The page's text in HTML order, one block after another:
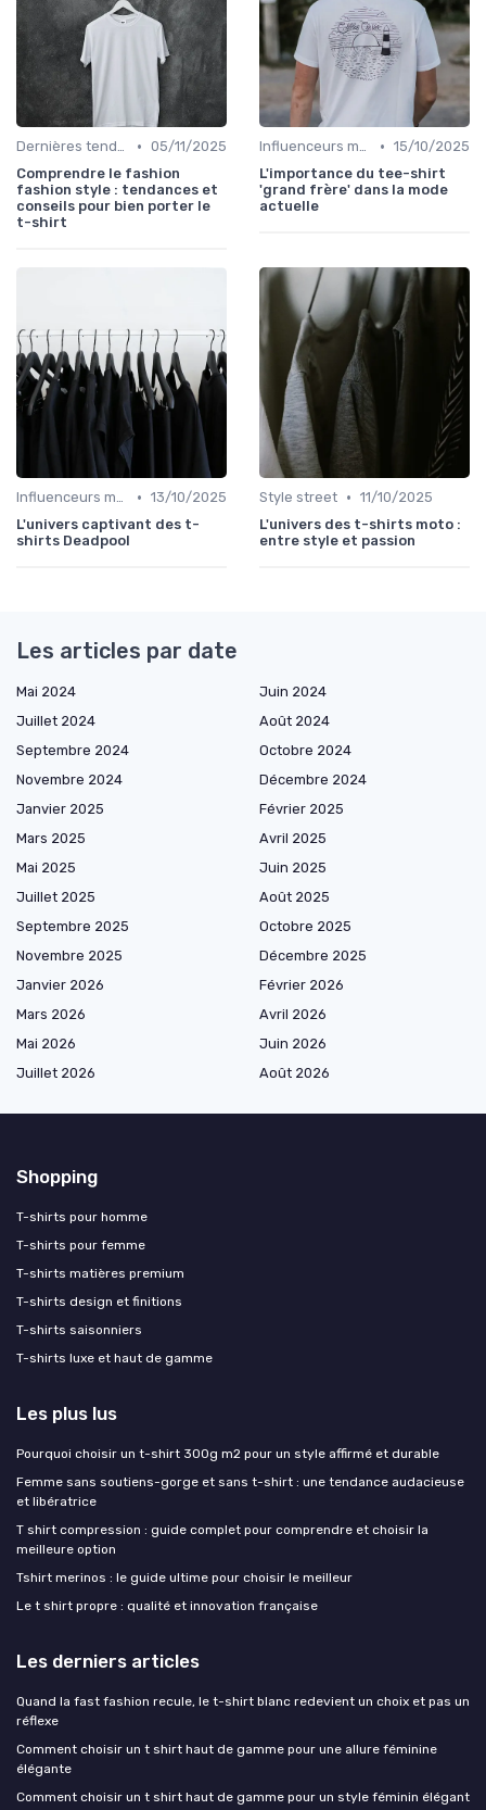
Dernières tendances • 05/11/2025
Comprendre le fashion
fashion style : tendances et
conseils pour bien porter le
t-shirt
Influenceurs mode • 15/10/2025
L'importance du tee-shirt
'grand frère' dans la mode
actuelle
Influenceurs mode • 13/10/2025
L'univers captivant des t-
shirts Deadpool
Style street • 11/10/2025
L'univers des t-shirts moto :
entre style et passion
Les articles par date
Mai 2024
Juin 2024
Juillet 2024
Août 2024
Septembre 2024
Octobre 2024
Novembre 2024
Décembre 2024
Janvier 2025
Février 2025
Mars 2025
Avril 2025
Mai 2025
Juin 2025
Juillet 2025
Août 2025
Septembre 2025
Octobre 2025
Novembre 2025
Décembre 2025
Janvier 2026
Février 2026
Mars 2026
Avril 2026
Mai 2026
Juin 2026
Juillet 2026
Août 2026
Shopping
T-shirts pour homme
T-shirts pour femme
T-shirts matières premium
T-shirts design et finitions
T-shirts saisonniers
T-shirts luxe et haut de gamme
Les plus lus
Pourquoi choisir un t-shirt 300g m2 pour un style affirmé et durable
Femme sans soutiens-gorge et sans t-shirt : une tendance audacieuse
et libératrice
T shirt compression : guide complet pour comprendre et choisir la
meilleure option
Tshirt merinos : le guide ultime pour choisir le meilleur
Le t shirt propre : qualité et innovation française
Les derniers articles
Quand la fast fashion recule, le t-shirt blanc redevient un choix et pas un
réflexe
Comment choisir un t shirt haut de gamme pour une allure féminine
élégante
Comment choisir un t shirt haut de gamme pour un style féminin élégant